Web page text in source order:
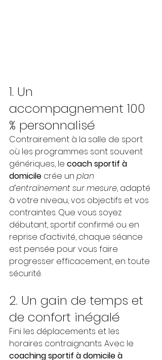
1. Un
accompagnement 100
% personnalisé
Contrairement à la salle de sport
où les programmes sont souvent
génériques, le coach sportif à
domicile crée un plan
d’entraînement sur mesure, adapté
à votre niveau, vos objectifs et vos
contraintes. Que vous soyez
débutant, sportif confirmé ou en
reprise d’activité, chaque séance
est pensée pour vous faire
progresser efficacement, en toute
sécurité.
2. Un gain de temps et
de confort inégalé
Fini les déplacements et les
horaires contraignants. Avec le
coaching sportif à domicile à